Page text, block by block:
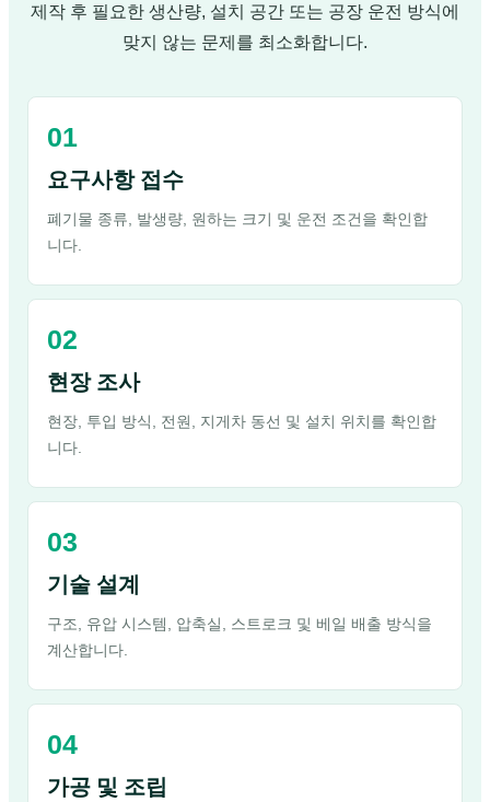
제작 후 필요한 생산량, 설치 공간 또는 공장 운전 방식에
맞지 않는 문제를 최소화합니다.
요구사항 접수
폐기물 종류, 발생량, 원하는 크기 및 운전 조건을 확인합
니다.
현장 조사
현장, 투입 방식, 전원, 지게차 동선 및 설치 위치를 확인합
니다.
기술 설계
구조, 유압 시스템, 압축실, 스트로크 및 베일 배출 방식을
계산합니다.
가공 및 조립